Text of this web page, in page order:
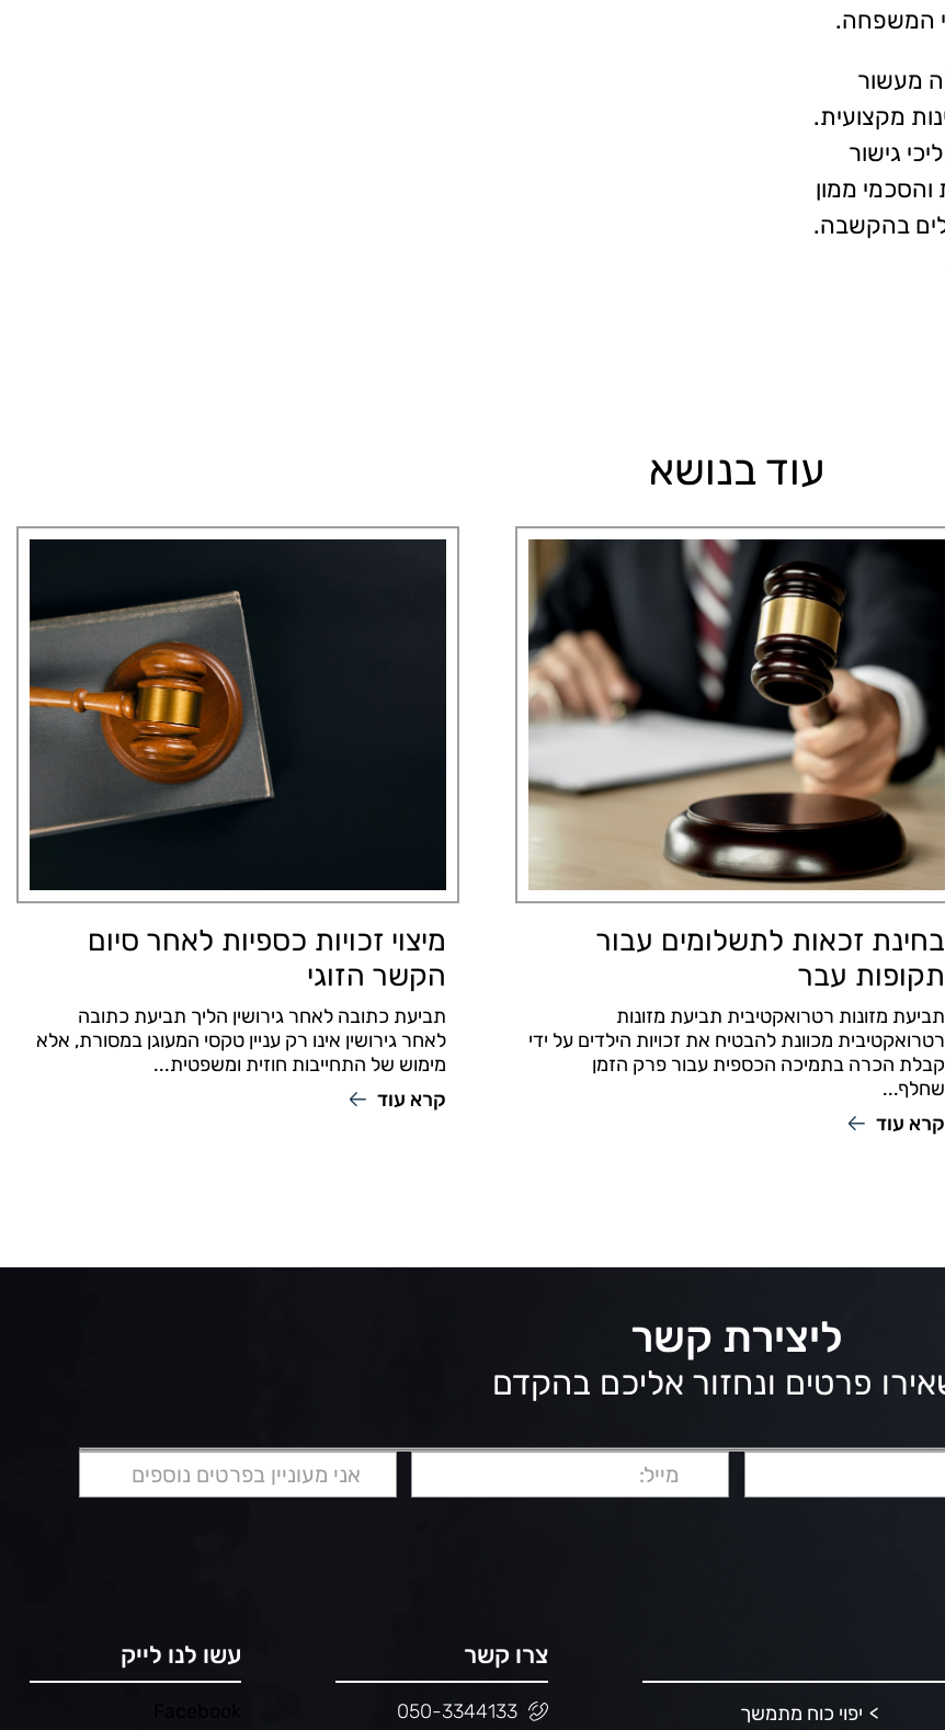
המשפחה.
מעשור
מקצועית.
גישור
והסכמי ממון
בהקשבה.
עוד בנושא
בחינת זכאות לתשלומים עבור
תקופות עבר
תביעת מזונות רטרואקטיבית תביעת מזונות
רטרואקטיבית מכוונת להבטיח את זכויות הילדים על ידי
קבלת הכרה בתמיכה הכספית עבור פרק הזמן
שחלף...
קרא עוד
מיצוי זכויות כספיות לאחר סיום
הקשר הזוגי
תביעת כתובה לאחר גירושין הליך תביעת כתובה
לאחר גירושין אינו רק עניין טקסי המעוגן במסורת, אלא
מימוש של התחייבות חוזית ומשפטית...
קרא עוד
ליצירת קשר
פרטים ונחזור אליכם בהקדם
יפוי כוח מתמשך
צרו קשר
050-3344133
עשו לנו לייק